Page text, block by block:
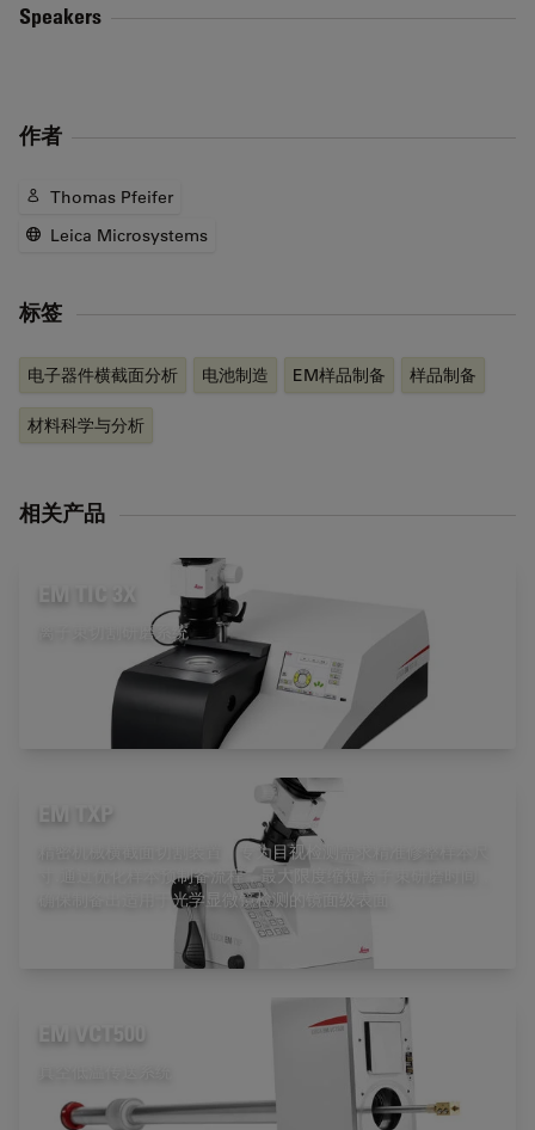
Speakers
作者
Thomas Pfeifer
Leica Microsystems
标签
电子器件横截面分析 电池制造 EM样品制备 样品制备
材料科学与分析
相关产品
EM TIC 3X
离子束切割研磨系统
EM TXP
精密机械横截面切割装置，专为目视检测需求精准修整样本尺
寸.通过优化样本预制备流程，最大限度缩短离子束研磨时间，
确保制备出适用于光学显微镜检测的镜面级表面。
EM VCT500